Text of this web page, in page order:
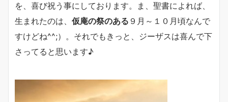
を、喜び祝う事にしております。ま、聖書によれば、
生まれたのは、 仮庵の祭のある ９月～１０月頃なんで
すけどね^^;）。それでもきっと、ジーザスは喜んで下
さってると思います♪